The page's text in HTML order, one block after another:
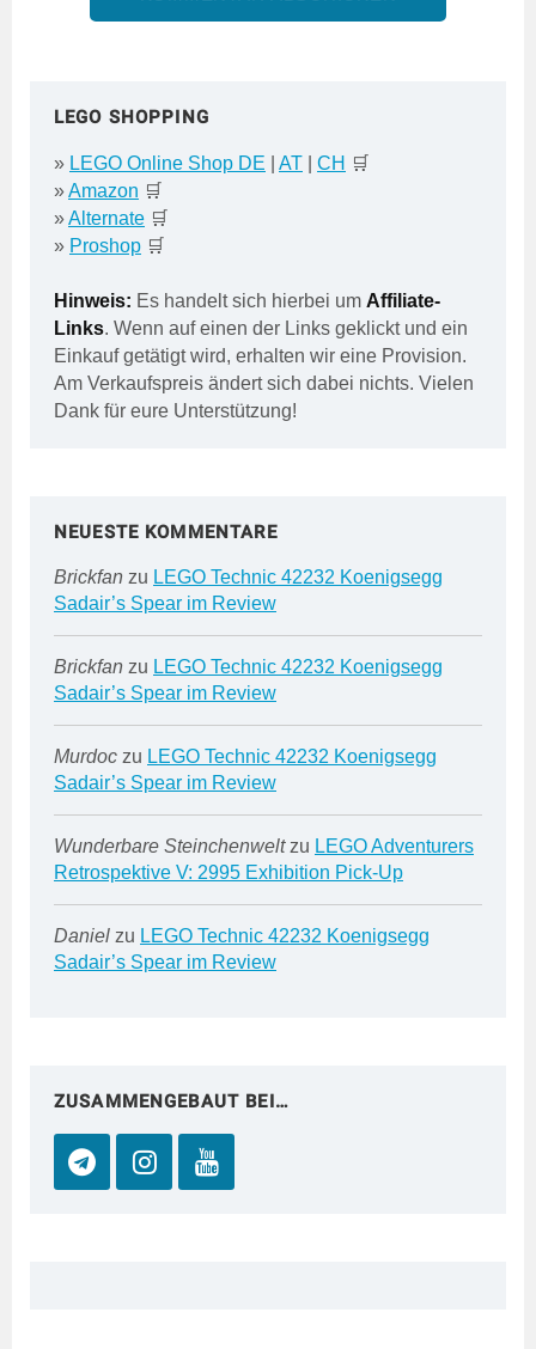
LEGO SHOPPING
» LEGO Online Shop DE AT CH 🛒
»Amazon 🛒
»Alternate 🛒
» Proshop 🛒
Hinweis: Es handelt sich hierbei um Affiliate-
Links. Wenn auf einen der Links geklickt und ein
Einkauf getätigt wird, erhalten wir eine Provision.
Am Verkaufspreis ändert sich dabei nichts. Vielen
Dank für eure Unterstützung!
NEUESTE KOMMENTARE
Brickfan zu LEGO Technic 42232 Koenigsegg
Sadair’s Spear im Review
Brickfan zu LEGO Technic 42232 Koenigsegg
Sadair’s Spear im Review
Murdoc zu LEGO Technic 42232 Koenigsegg
Sadair’s Spear im Review
Wunderbare Steinchenweltzu LEGO Adventurers
Retrospektive V: 2995 Exhibition Pick-Up
Daniel zu LEGO Technic 42232 Koenigsegg
Sadair’s Spear im Review
ZUSAMMENGEBAUT BEI…